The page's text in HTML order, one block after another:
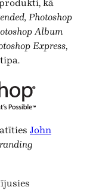
kā
Photoshop
Album
Express,
John